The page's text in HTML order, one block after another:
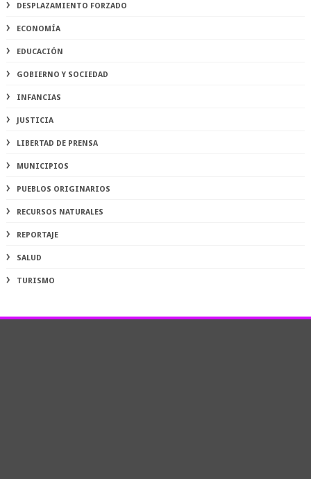
DESPLAZAMIENTO FORZADO
ECONOMÍA
EDUCACIÓN
GOBIERNO Y SOCIEDAD
INFANCIAS
JUSTICIA
LIBERTAD DE PRENSA
MUNICIPIOS
PUEBLOS ORIGINARIOS
RECURSOS NATURALES
REPORTAJE
SALUD
TURISMO